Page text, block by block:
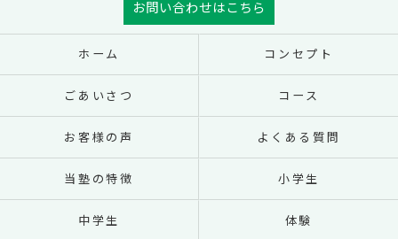
お問い合わせはこちら
ホーム コンセプト
ごあいさつ コース
お客様の声 よくある質問
当塾の特徴 小学生
中学生 体験